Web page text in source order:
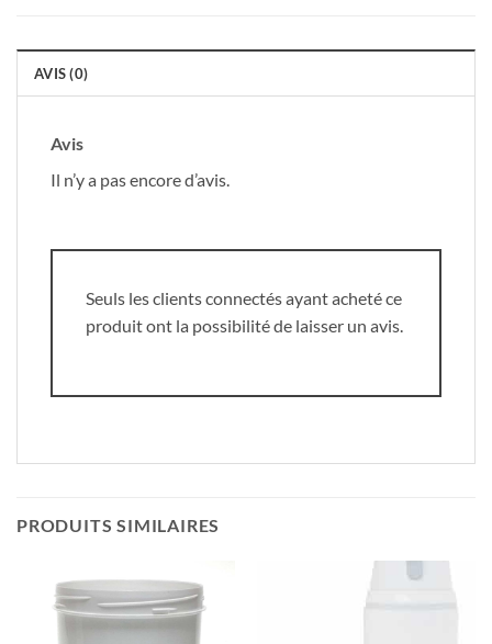
AVIS (0)
Avis
Il n’y a pas encore d’avis.
Seuls les clients connectés ayant acheté ce
produit ont la possibilité de laisser un avis.
PRODUITS SIMILAIRES